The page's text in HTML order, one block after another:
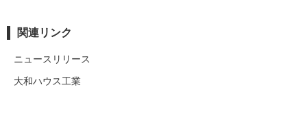
関連リンク
ニュースリリース
大和ハウス工業